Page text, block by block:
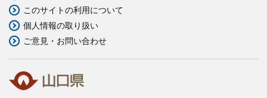
このサイトの利用について
個人情報の取り扱い
ご意見・お問い合わせ